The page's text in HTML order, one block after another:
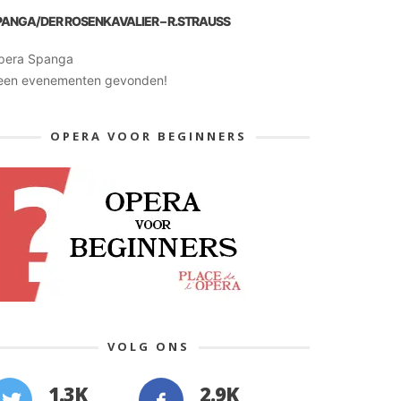
DER ROSENKAVALIER – R.STRAUSS
Spanga
evenementen gevonden!
OPERA VOOR BEGINNERS
VOLG ONS
1.3K